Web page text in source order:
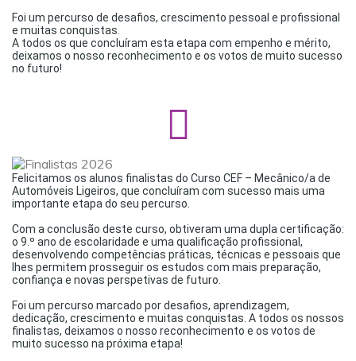
Foi um percurso de desafios, crescimento pessoal e profissional
e muitas conquistas.
A todos os que concluíram esta etapa com empenho e mérito,
deixamos o nosso reconhecimento e os votos de muito sucesso
no futuro!
Felicitamos os alunos finalistas do Curso CEF – Mecânico/a de
Automóveis Ligeiros, que concluíram com sucesso mais uma
importante etapa do seu percurso.
Com a conclusão deste curso, obtiveram uma dupla certificação:
o 9.º ano de escolaridade e uma qualificação profissional,
desenvolvendo competências práticas, técnicas e pessoais que
lhes permitem prosseguir os estudos com mais preparação,
confiança e novas perspetivas de futuro.
Foi um percurso marcado por desafios, aprendizagem,
dedicação, crescimento e muitas conquistas. A todos os nossos
finalistas, deixamos o nosso reconhecimento e os votos de
muito sucesso na próxima etapa!